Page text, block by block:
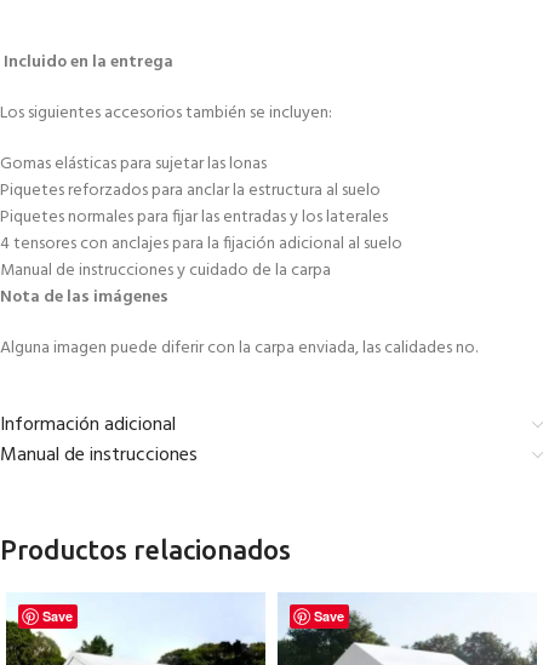
Incluido en la entrega
Los siguientes accesorios también se incluyen:
Gomas elásticas para sujetar las lonas
Piquetes reforzados para anclar la estructura al suelo
Piquetes normales para fijar las entradas y los laterales
4 tensores con anclajes para la fijación adicional al suelo
Manual de instrucciones y cuidado de la carpa
Nota de las imágenes
Alguna imagen puede diferir con la carpa enviada, las calidades no.
Información adicional
Manual de instrucciones
Productos relacionados
Save Save